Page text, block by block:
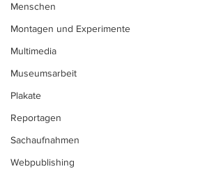
Menschen
Montagen und Experimente
Multimedia
Museumsarbeit
Plakate
Reportagen
Sachaufnahmen
Webpublishing